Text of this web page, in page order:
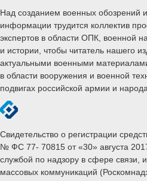
Над созданием военных обозрений
информации трудится коллектив
экспертов в области ОПК, военной
и истории, чтобы читатель нашего
актуальными военными
в области вооружения и военной
подвигах российской армии и
Свидетельство о регистрации
№ ФС 77- 70815 от «30» августа
службой по надзору в сфере связи,
массовых коммуникаций